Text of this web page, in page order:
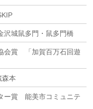
城鼠多門・鼠多門橋
会賞 「加賀百万石回遊
本
ー賞 能美市コミュニテ